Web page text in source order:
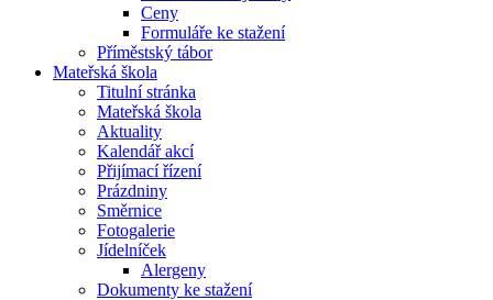
Ceny
Formuláře ke stažení
Příměstský tábor
Mateřská škola
Titulní stránka
Mateřská škola
Aktuality
Kalendář akcí
Přijímací řízení
Prázdniny
Směrnice
Fotogalerie
Jídelníček
Alergeny
Dokumenty ke stažení